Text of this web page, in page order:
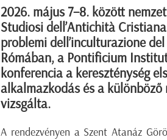
2026. május 7–8. között
Studiosi dell’Antichità
problemi dell’inculturazione
Rómában, a Pontificium
konferencia a kereszténység
alkalmazkodás és a
vizsgálta.
A rendezvényen a Szent Atanáz